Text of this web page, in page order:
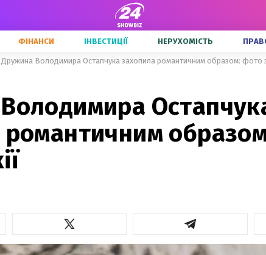
ФІНАНСИ ІНВЕСТИЦІЇ НЕРУХОМІСТЬ
Дружина Володимира Остапчука захопила романтичним образом: фото
романтичним